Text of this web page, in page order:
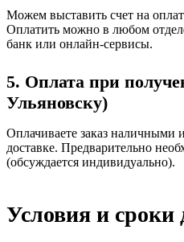
Можем выставить счет на
Оплатить можно в любом
банк или онлайн-сервисы.
5. Оплата при
Ульяновску)
Оплачиваете заказ наличными
доставке. Предварительно
(обсуждается индивидуально).
Условия и сроки